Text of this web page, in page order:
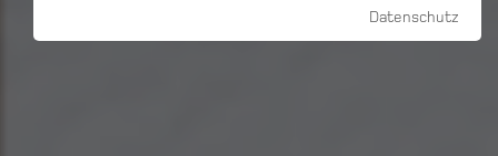
Datenschutz